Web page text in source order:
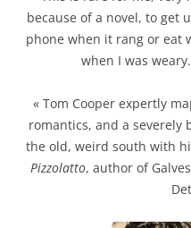
because of a novel, to get
phone when it rang or eat
when I was
« Tom Cooper expertly
romantics, and a severely
the old, weird south with
Pizzolatto, author of